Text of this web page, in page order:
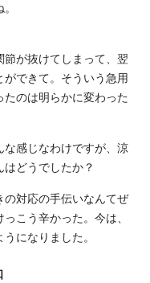
が抜けてしまって、翌
できて。そういう急用
のは明らかに変わった
感じなわけですが、涼
どうでしたか？
の対応の手伝いなんてぜ
こう辛かった。今は、
になりました。